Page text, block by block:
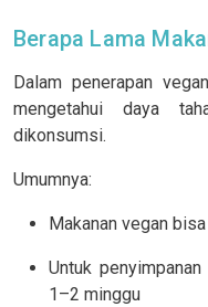
Berapa Lama
Dalam penerapan
mengetahui daya
dikonsumsi.
Umumnya:
Makanan vegan
Untuk
1–2 minggu